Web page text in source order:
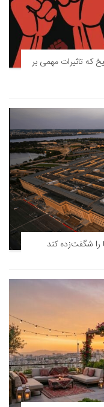
که تاثیرات مهمی بر
را شگفت‌زده کند